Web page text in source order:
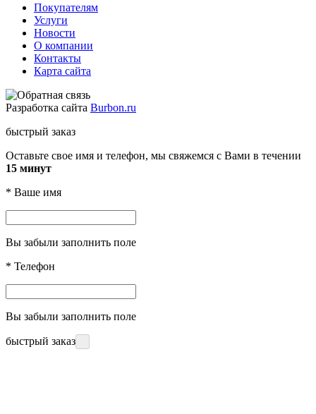
Покупателям
Услуги
Новости
О компании
Контакты
Карта сайта
Разработка сайта Burbon.ru
быстрый заказ
Оставьте свое имя и телефон, мы свяжемся с Вами в течении
15 минут
* Ваше имя
Вы забыли заполнить поле
* Телефон
Вы забыли заполнить поле
быстрый заказ